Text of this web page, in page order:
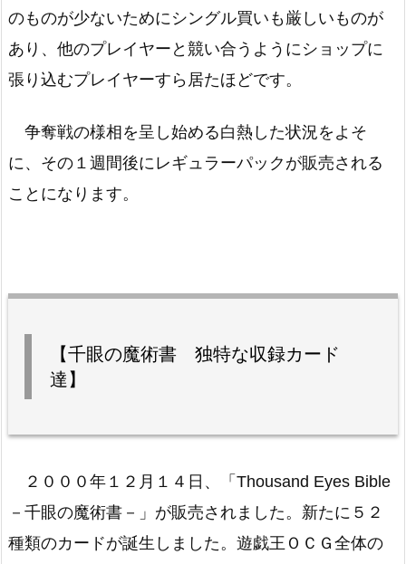
のものが少ないためにシングル買いも厳しいものが
あり、他のプレイヤーと競い合うようにショップに
張り込むプレイヤーすら居たほどです。
争奪戦の様相を呈し始める白熱した状況をよそ
に、その１週間後にレギュラーパックが販売される
ことになります。
【千眼の魔術書 独特な収録カード
達】
２０００年１２月１４日、「Thousand Eyes Bible
－千眼の魔術書－」が販売されました。新たに５２
種類のカードが誕生しました。遊戯王ＯＣＧ全体の